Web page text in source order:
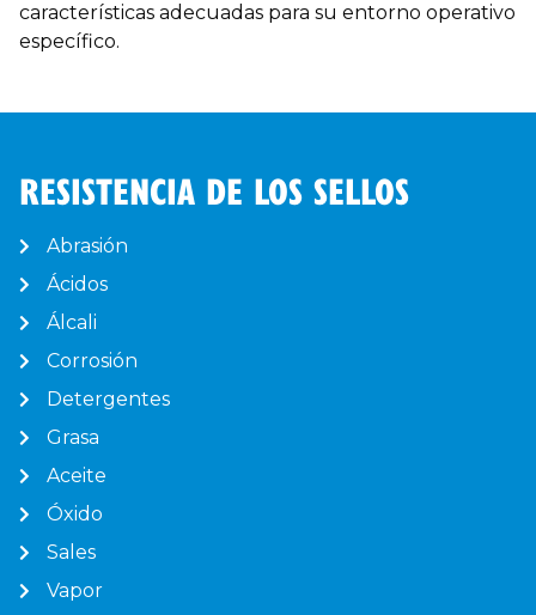
características adecuadas para su entorno operativo
específico.
RESISTENCIA DE LOS SELLOS
Abrasión
Ácidos
Álcali
Corrosión
Detergentes
Grasa
Aceite
Óxido
Sales
Vapor